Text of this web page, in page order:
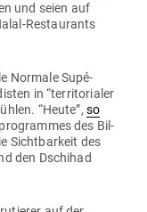
und seien auf
Restau­rants
Normale Supé­
in “ter­ri­to­rialer
“Heute”, so
des Bil­
Sicht­barkeit des
den Dschihad